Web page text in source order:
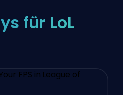
für LoL